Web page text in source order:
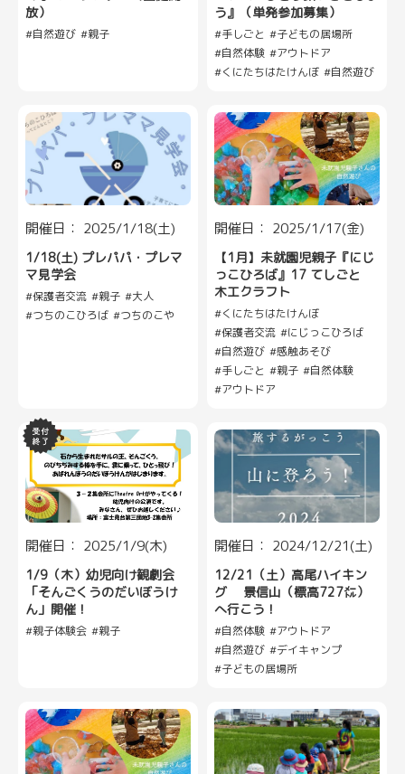
放）
自然遊び 親子
う』（単発参加募集）
手しごと
子どもの居場所
自然体験
アウトドア
くにたちはたけんぼ
自然遊び
開催日： 2025/1/18(土)
1/18(土) プレパパ・プレマ
マ見学会
保護者交流 親子
大人
つちのこひろば
つちのこや
開催日： 2025/1/17(金)
【1月】未就園児親子『にじ
っこひろば』17 てしごと
木工クラフト
くにたちはたけんぼ
保護者交流
にじっこひろば
自然遊び
感触あそび
手しごと
親子
自然体験
アウトドア
開催日： 2025/1/9(木)
1/9（木）幼児向け観劇会
「そんごくうのだいぼうけ
ん」開催！
親子体験会 親子
開催日： 2024/12/21(土)
12/21（土）高尾ハイキン
グ 景信山（標高727㍍）
へ行こう！
自然体験
アウトドア
自然遊び
デイキャンプ
子どもの居場所